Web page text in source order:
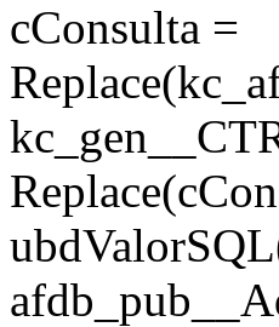
cConsulta =